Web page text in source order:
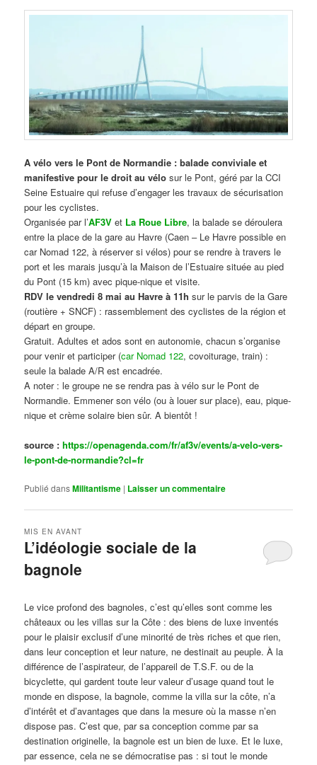
A vélo vers le Pont de Normandie : balade conviviale et
manifestive pour le droit au vélo sur le Pont, géré par la CCI
Seine Estuaire qui refuse d’engager les travaux de sécurisation
pour les cyclistes.
Organisée par l’AF3V et La Roue Libre, la balade se déroulera
entre la place de la gare au Havre (Caen – Le Havre possible en
car Nomad 122, à réserver si vélos) pour se rendre à travers le
port et les marais jusqu’à la Maison de l’Estuaire située au pied
du Pont (15 km) avec pique-nique et visite.
RDV le vendredi 8 mai au Havre à 11h sur le parvis de la Gare
(routière + SNCF) : rassemblement des cyclistes de la région et
départ en groupe.
Gratuit. Adultes et ados sont en autonomie, chacun s’organise
pour venir et participer (car Nomad 122, covoiturage, train) :
seule la balade A/R est encadrée.
A noter : le groupe ne se rendra pas à vélo sur le Pont de
Normandie. Emmener son vélo (ou à louer sur place), eau, pique-
nique et crème solaire bien sûr. A bientôt !
source :https://openagenda.com/fr/af3v/events/a-velo-vers-
le-pont-de-normandie?cl=fr
Publié dansMilitantisme | Laisser un commentaire
L’idéologie sociale de la
bagnole
MIS EN AVANT
Le vice profond des bagnoles, c’est qu’elles sont comme les
châteaux ou les villas sur la Côte : des biens de luxe inventés
pour le plaisir exclusif d’une minorité de très riches et que rien,
dans leur conception et leur nature, ne destinait au peuple. À la
différence de l’aspirateur, de l’appareil de T.S.F. ou de la
bicyclette, qui gardent toute leur valeur d’usage quand tout le
monde en dispose, la bagnole, comme la villa sur la côte, n’a
d’intérêt et d’avantages que dans la mesure où la masse n’en
dispose pas. C’est que, par sa conception comme par sa
destination originelle, la bagnole est un bien de luxe. Et le luxe,
par essence, cela ne se démocratise pas : si tout le monde